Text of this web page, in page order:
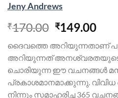
Jeny Andrews
₹170.00 ₹149.00
ദൈവത്തെ അറിയുന്നതാണ്
അറിയുന്നത്
ചൊരിയുന്ന ഈ വചനങ്ങൾ
പ്രകാശമാനമാക്കുന്നു.
നിന്നും സമാഹരിച്ച 365